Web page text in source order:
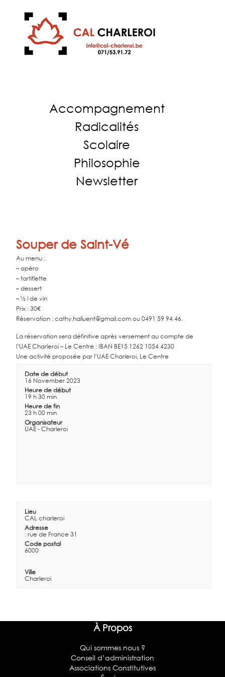
Accompagnement
Radicalités
Scolaire
Philosophie
Newsletter
Souper de Saint-Vé
Au menu :
– apéro
– tartiflette
– dessert
– ½ l de vin
Prix : 30€
Réservation : cathy.halluent@gmail.com ou 0491 59 94 46.
La réservation sera définitive après versement au compte de
l’UAE Charleroi – Le Centre : IBAN BE15 1262 1054 4230
Une activité proposée par l’UAE Charleroi, Le Centre
Date de début
16 November 2023
Heure de début
19 h 30 min
Heure de fin
23 h 00 min
Organisateur
UAE - Charleroi
Lieu
CAL charleroi
Adresse
: rue de France 31
Code postal
6000
Ville
Charleroi
À Propos
Qui sommes nous ?
Conseil d’administration
Associations Constitutives